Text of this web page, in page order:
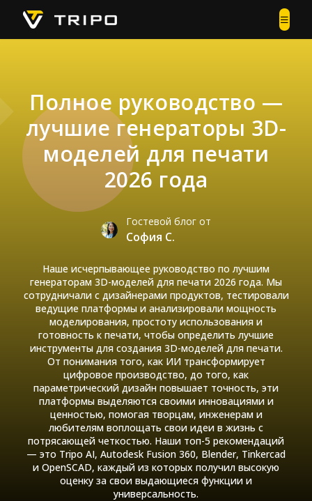
Полное руководство —
лучшие генераторы 3D-
моделей для печати
2026 года
Гостевой блог от
София С.
Наше исчерпывающее руководство по лучшим
генераторам 3D-моделей для печати 2026 года. Мы
сотрудничали с дизайнерами продуктов, тестировали
ведущие платформы и анализировали мощность
моделирования, простоту использования и
готовность к печати, чтобы определить лучшие
инструменты для создания 3D-моделей для печати.
От понимания того, как ИИ трансформирует
цифровое производство, до того, как
параметрический дизайн повышает точность, эти
платформы выделяются своими инновациями и
ценностью, помогая творцам, инженерам и
любителям воплощать свои идеи в жизнь с
потрясающей четкостью. Наши топ-5 рекомендаций
— это Tripo AI, Autodesk Fusion 360, Blender, Tinkercad
и OpenSCAD, каждый из которых получил высокую
оценку за свои выдающиеся функции и
универсальность.